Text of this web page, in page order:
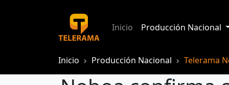
Inicio Producción Nacional
Inicio Producción Nacional Telerama